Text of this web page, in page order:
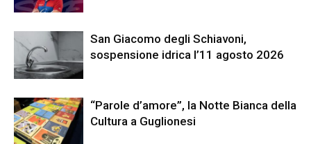
San Giacomo degli Schiavoni,
sospensione idrica l’11 agosto 2026
“Parole d’amore”, la Notte Bianca della
Cultura a Guglionesi